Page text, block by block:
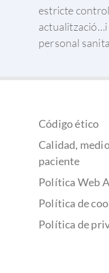
estricte
personal
Código ético
Calidad,
paciente
Política Web
Política de
Política de